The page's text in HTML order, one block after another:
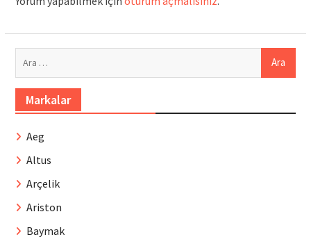
Markalar
Aeg
Altus
Arçelik
Ariston
Baymak